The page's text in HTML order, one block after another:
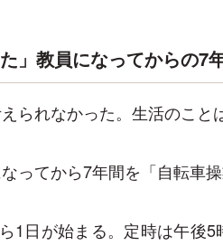
」教員になってからの7
られなかった。生活のこと
ってから7年間を「自転車操
1日が始まる。定時は午後